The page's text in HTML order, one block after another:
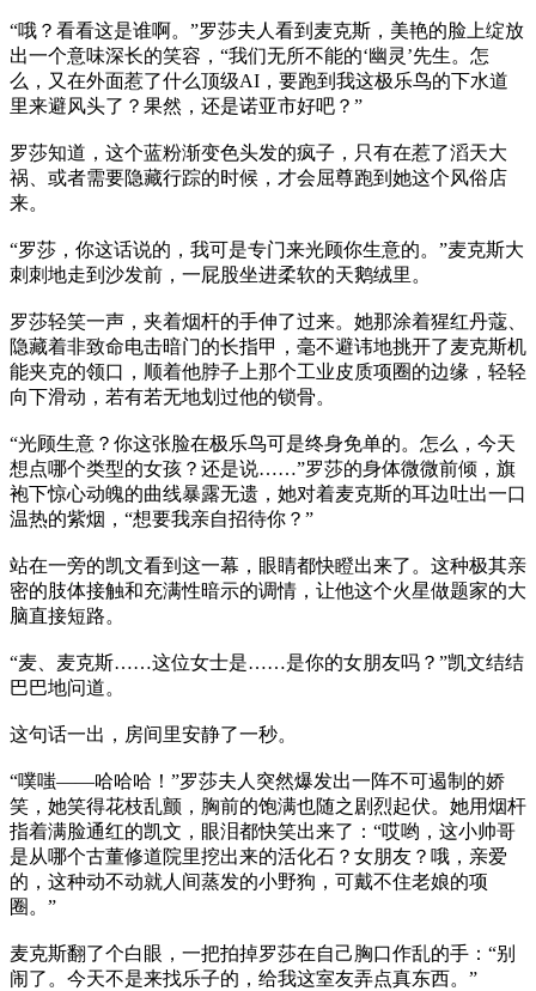
“哦？看看这是谁啊。”罗莎夫人看到麦克斯，美艳的脸上绽放
出一个意味深长的笑容，“我们无所不能的‘幽灵’先生。怎
么，又在外面惹了什么顶级AI，要跑到我这极乐鸟的下水道
里来避风头了？果然，还是诺亚市好吧？”
罗莎知道，这个蓝粉渐变色头发的疯子，只有在惹了滔天大
祸、或者需要隐藏行踪的时候，才会屈尊跑到她这个风俗店
来。
“罗莎，你这话说的，我可是专门来光顾你生意的。”麦克斯大
刺刺地走到沙发前，一屁股坐进柔软的天鹅绒里。
罗莎轻笑一声，夹着烟杆的手伸了过来。她那涂着猩红丹蔻、
隐藏着非致命电击暗门的长指甲，毫不避讳地挑开了麦克斯机
能夹克的领口，顺着他脖子上那个工业皮质项圈的边缘，轻轻
向下滑动，若有若无地划过他的锁骨。
“光顾生意？你这张脸在极乐鸟可是终身免单的。怎么，今天
想点哪个类型的女孩？还是说……”罗莎的身体微微前倾，旗
袍下惊心动魄的曲线暴露无遗，她对着麦克斯的耳边吐出一口
温热的紫烟，“想要我亲自招待你？”
站在一旁的凯文看到这一幕，眼睛都快瞪出来了。这种极其亲
密的肢体接触和充满性暗示的调情，让他这个火星做题家的大
脑直接短路。
“麦、麦克斯……这位女士是……是你的女朋友吗？”凯文结结
巴巴地问道。
这句话一出，房间里安静了一秒。
“噗嗤——哈哈哈！”罗莎夫人突然爆发出一阵不可遏制的娇
笑，她笑得花枝乱颤，胸前的饱满也随之剧烈起伏。她用烟杆
指着满脸通红的凯文，眼泪都快笑出来了：“哎哟，这小帅哥
是从哪个古董修道院里挖出来的活化石？女朋友？哦，亲爱
的，这种动不动就人间蒸发的小野狗，可戴不住老娘的项
圈。”
麦克斯翻了个白眼，一把拍掉罗莎在自己胸口作乱的手：“别
闹了。今天不是来找乐子的，给我这室友弄点真东西。”